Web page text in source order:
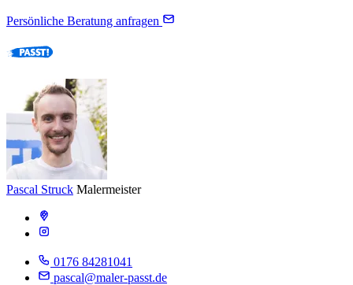
Persönliche Beratung anfragen
Pascal Struck Malermeister
0176 84281041
pascal@maler-passt.de